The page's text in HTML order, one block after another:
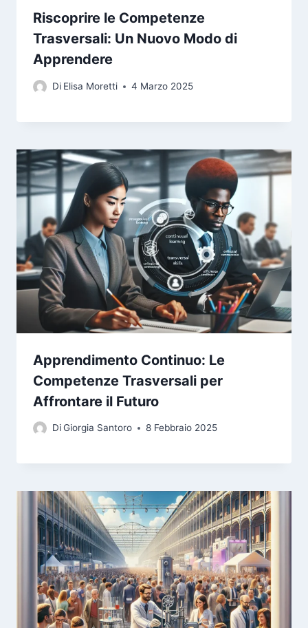
Riscoprire le Competenze
Trasversali: Un Nuovo Modo di
Apprendere
Di Elisa Moretti 4 Marzo 2025
Apprendimento Continuo: Le
Competenze Trasversali per
Affrontare il Futuro
DiGiorgia Santoro 8 Febbraio 2025